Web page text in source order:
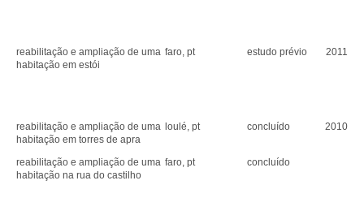
reabilitação e ampliação de uma
habitação em estói
faro, pt estudo prévio 2011
reabilitação e ampliação de uma
habitação em torres de apra
loulé, pt concluído 2010
reabilitação e ampliação de uma
habitação na rua do castilho
faro, pt concluído